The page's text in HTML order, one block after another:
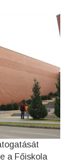
a Főiskola